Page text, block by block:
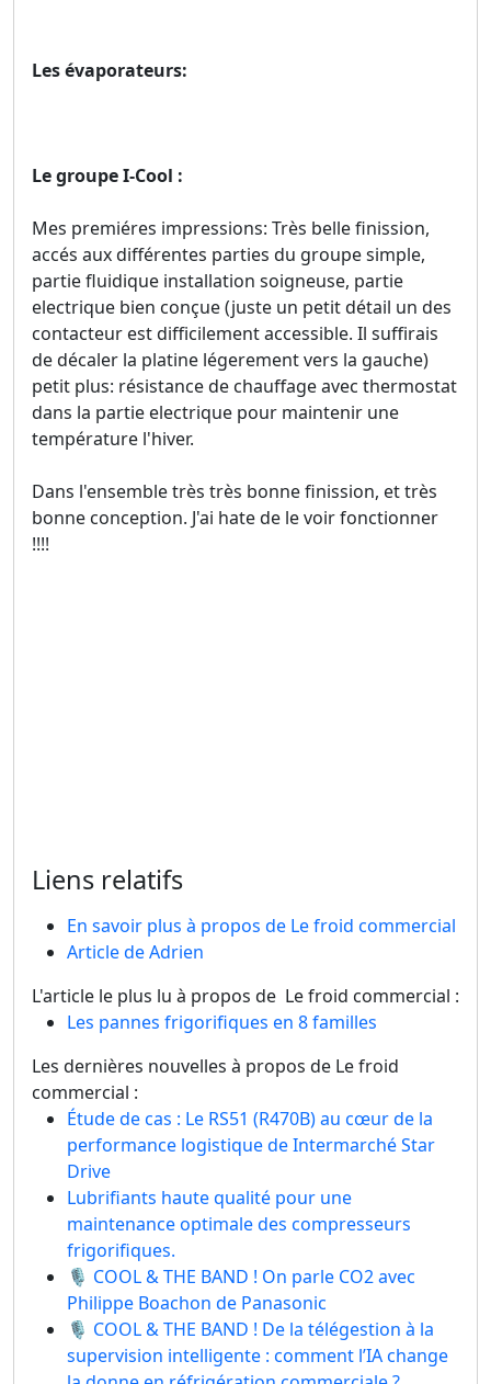
Les évaporateurs:
Le groupe I-Cool :
Mes premiéres impressions: Très belle finission,
accés aux différentes parties du groupe simple,
partie fluidique installation soigneuse, partie
electrique bien conçue (juste un petit détail un des
contacteur est difficilement accessible. Il suffirais
de décaler la platine légerement vers la gauche)
petit plus: résistance de chauffage avec thermostat
dans la partie electrique pour maintenir une
température l'hiver.
Dans l'ensemble très très bonne finission, et très
bonne conception. J'ai hate de le voir fonctionner
!!!!
Liens relatifs
En savoir plus à propos de Le froid commercial
Article de Adrien
L'article le plus lu à propos de Le froid commercial :
Les pannes frigorifiques en 8 familles
Les dernières nouvelles à propos de Le froid
commercial :
Étude de cas : Le RS51 (R470B) au cœur de la
performance logistique de Intermarché Star
Drive
Lubrifiants haute qualité pour une
maintenance optimale des compresseurs
frigorifiques.
🎙️ COOL & THE BAND ! On parle CO2 avec
Philippe Boachon de Panasonic
🎙️ COOL & THE BAND ! De la télégestion à la
supervision intelligente : comment l’IA change